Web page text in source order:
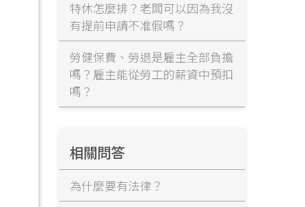
特休怎麼排？老闆可以因為我沒
有提前申請不准假嗎？
勞健保費、勞退是雇主全部負擔
嗎？雇主能從勞工的薪資中預扣
嗎？
相關問答
為什麼要有法律？